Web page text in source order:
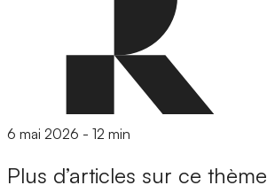
6 mai 2026 - 12 min
Plus d’articles sur ce thème